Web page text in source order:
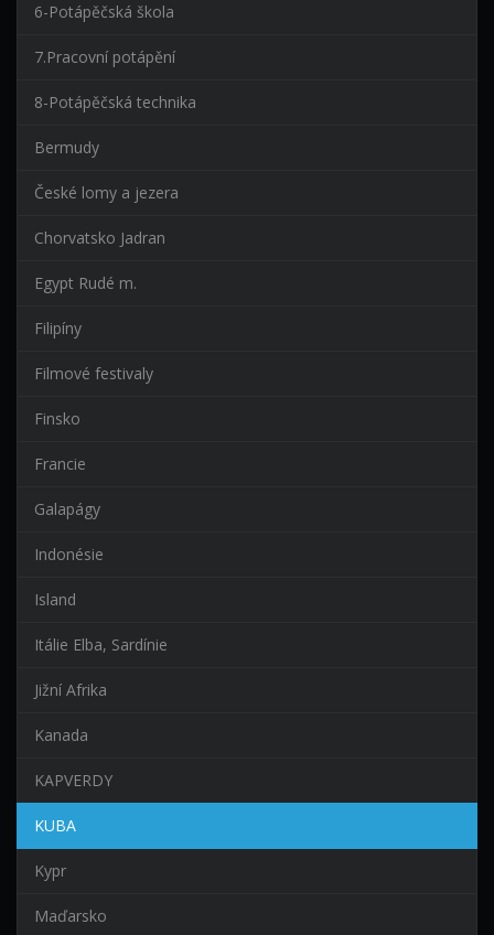
6-Potápěčská škola
7.Pracovní potápění
8-Potápěčská technika
Bermudy
České lomy a jezera
Chorvatsko Jadran
Egypt Rudé m.
Filipíny
Filmové festivaly
Finsko
Francie
Galapágy
Indonésie
Island
Itálie Elba, Sardínie
Jižní Afrika
Kanada
KAPVERDY
KUBA
Kypr
Maďarsko